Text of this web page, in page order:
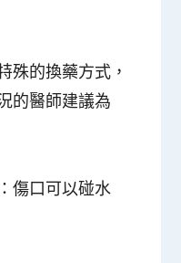
殊的換藥方式，
的醫師建議為
傷口可以碰水